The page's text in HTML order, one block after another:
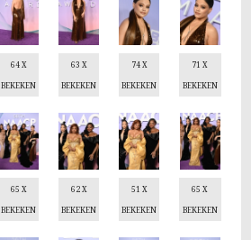
64 X
BEKEKEN
63 X
BEKEKEN
74 X
BEKEKEN
71 X
BEKEKEN
65 X
BEKEKEN
62 X
BEKEKEN
51 X
BEKEKEN
65 X
BEKEKEN